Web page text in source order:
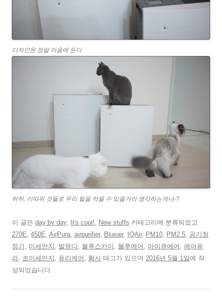
디자인은 정말 마음에 든다
허허, 이따위 것들로 우리 털을 막을 수 있을거라 생각하는게냐-?
이 글은 day by day, It's cool!, New stuffs 카테고리에 분류되었고
270E, 450E, AirPura, airpurifier, Blueair, IQAir, PM10, PM2.5, 공기청
정기 , 미세먼지 , 발뮤다, 블루스카이 , 블루에어 , 아이큐에어 , 에어퓨
라, 초미세먼지 , 퓨리케어 , 황사 태그가 있으며 2016년 5월 1일에 작
성되었습니다.